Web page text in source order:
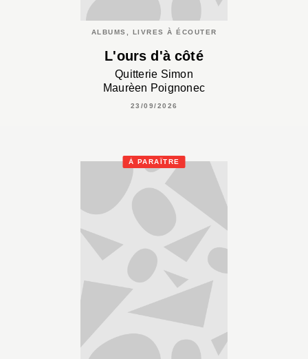
ALBUMS, LIVRES À ÉCOUTER
L'ours d'à côté
Quitterie Simon
Maurèen Poignonec
23/09/2026
À PARAÎTRE